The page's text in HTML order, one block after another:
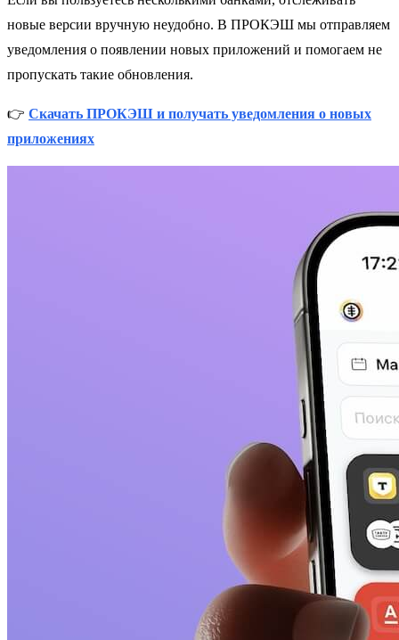
новые версии вручную неудобно. В ПРОКЭШ мы отправляем
уведомления о появлении новых приложений и помогаем не
пропускать такие обновления.
👉 Скачать ПРОКЭШ и получать уведомления о новых
приложениях